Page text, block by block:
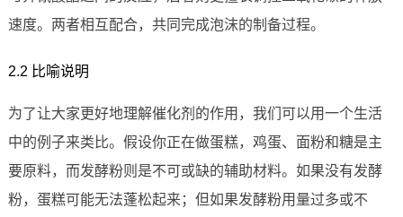
速度。两者相互配合，共同完成泡沫的制备过程。
2.2 比喻说明
为了让大家更好地理解催化剂的作用，我们可以用一个生活
中的例子来类比。假设你正在做蛋糕，鸡蛋、面粉和糖是主
要原料，而发酵粉则是不可或缺的辅助材料。如果没有发酵
粉，蛋糕可能无法蓬松起来；但如果发酵粉用量过多或不